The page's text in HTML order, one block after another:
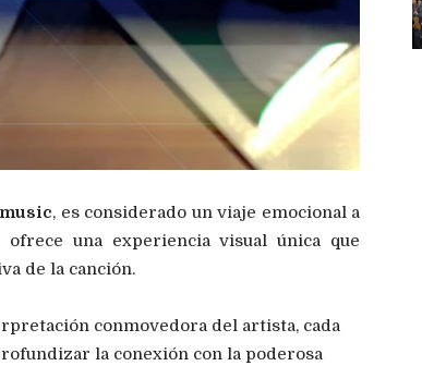
, es considerado un viaje emocional a
una experiencia visual única que
de la canción.
conmovedora del artista, cada
la conexión con la poderosa